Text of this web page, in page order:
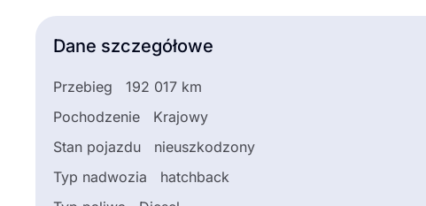
Dane szczegółowe
Przebieg
192 017 km
Pochodzenie
Krajowy
Stan pojazdu
nieuszkodzony
Typ nadwozia
hatchback